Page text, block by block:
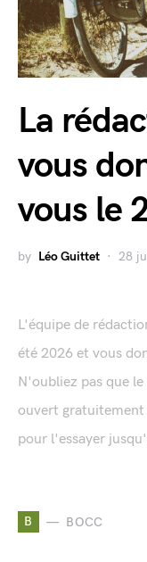
La
vous
vous le
by Léo Guittet 28
L'équipe de
été 2026 et vous
N'oubliez pas que
ouvert gratuitement
pour l'essayer
B BOCC